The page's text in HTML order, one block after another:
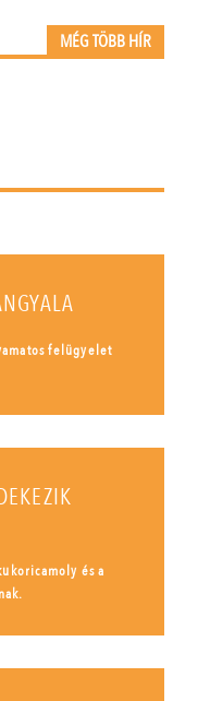
MÉG TÖBB HÍR
felügyelet
és a